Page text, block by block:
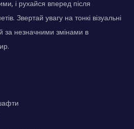
і рухайся вперед після
Звертай увагу на тонкі візуальні
за незначними змінами в